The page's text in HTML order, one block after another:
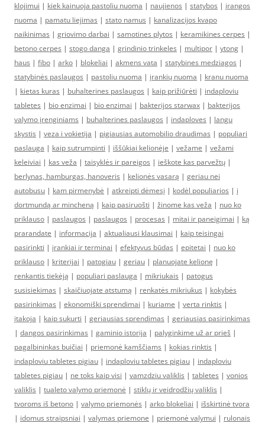
klojimui | kiek kainuoja pastoliu nuoma | naujienos | statybos | įrangos
nuoma | pamatu liejimas | stato namus | kanalizacijos kvapo
naikinimas | griovimo darbai | samotines plytos | keramikines cerpes |
betono cerpes | stogo danga | grindinio trinkeles | multipor | ytong |
haus | fibo | arko | blokeliai | akmens vata | statybines medziagos |
statybinės paslaugos | pastoliu nuoma | įrankių nuoma | kranu nuoma
| kietas kuras | buhalterines paslaugos | kaip prižiūrėti | indaploviu
tabletes | bio enzimai | bio enzimai | bakterijos starwax | bakterijos
valymo įrenginiams | buhalterines paslaugos | indaploves | langu
skystis | veza i vokietija | pigiausias automobilio draudimas | populiari
paslauga | kaip sutrumpinti | iššūkiai kelionėje | vežame | vežami
keleiviai | kas veža | taisyklės ir pareigos | ieškote kas parvežtų |
berlynas, hamburgas, hanoveris | kelionės vasarą | geriau nei
autobusu | kam pirmenybė | atkreipti dėmesį | kodėl populiarios | į
dortmundą ar mincheną | kaip pasiruošti | žinome kas veža | nuo ko
priklauso | paslaugos | paslaugos | procesas | mitai ir paneigimai | ką
prarandate | informacija | aktualiausi klausimai | kaip teisingai
pasirinkti | įrankiai ir terminai | efektyvus būdas | epitetai | nuo ko
priklauso | kriterijai | patogiau | geriau | planuojate kelionę |
renkantis tiekėją | populiari paslauga | mikriukais | patogus
susisiekimas | skaičiuojate atstumą | renkatės mikriukus | kokybės
pasirinkimas | ekonomiški sprendimai | kuriame | verta rinktis |
įtakoja | kaip sukurti | geriausias sprendimas | geriausias pasirinkimas
| dangos pasirinkimas | gaminio istorija | palyginkime už ar prieš |
pagalbininkas buičiai | priemonė kamščiams | kokias rinktis |
indaploviu tabletes pigiau | indaploviu tabletes pigiau | indaploviu
tabletes pigiau | ne toks kaip visi | vamzdziu valiklis | tabletes | vonios
valiklis | tualeto valymo priemonė | stiklų ir veidrodžių valiklis |
tvoroms iš betono | valymo priemonės | arko blokeliai | išskirtinė tvora
| idomus straipsniai | valymas priemone | priemonė valymui | rulonais